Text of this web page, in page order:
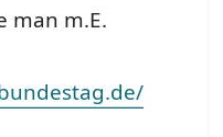
man m.E.